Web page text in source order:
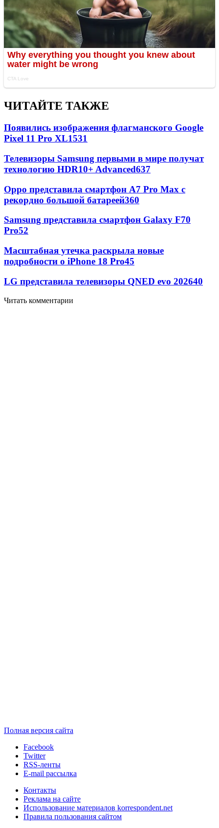
ЧИТАЙТЕ ТАКЖЕ
Появились изображения флагманского Google
Pixel 11 Pro XL1531
Телевизоры Samsung первыми в мире получат
технологию HDR10+ Advanced637
Oppo представила смартфон A7 Pro Max с
рекордно большой батареей360
Samsung представила смартфон Galaxy F70
Pro52
Масштабная утечка раскрыла новые
подробности о iPhone 18 Pro45
LG представила телевизоры QNED evo 202640
Читать комментарии
Полная версия сайта
Facebook
Twitter
RSS-ленты
E-mail рассылка
Контакты
Реклама на сайте
Использование материалов korrespondent.net
Правила пользования сайтом